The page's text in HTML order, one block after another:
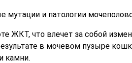
мутации и патологии
ЖКТ, что влечет за собой
в мочевом пузыре
камни.